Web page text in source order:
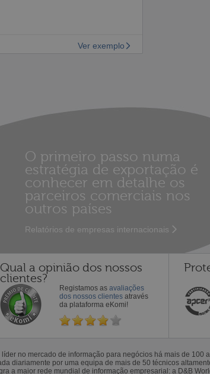
Ver exemplo
O primeiro passo numa
estratégia de exportação é
conhecer em detalhe os
parceiros comerciais nos
outros países
Relatórios de empresas internacionais
Qual a opinião dos nossos
clientes?
Registamos as avaliações
dos nossos clientes através
da plataforma eKomi!
no mercado de informação para negócios há mais de 100
diariamente por uma equipa de mais de 50 técnicos
a maior rede mundial de informação empresarial: a D&B